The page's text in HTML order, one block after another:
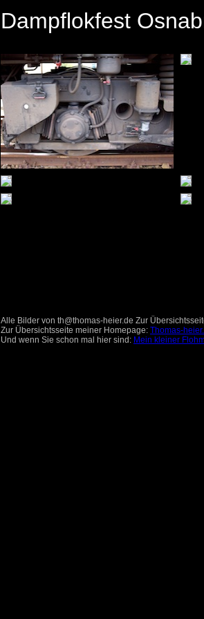
Dampflokfest
Alle Bilder von th@thomas-heier.de Zur
Zur Übersichtsseite meiner Homepage: Thomas-
Und wenn Sie schon mal hier sind: Mein kleiner